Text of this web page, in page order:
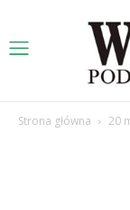
Strona główna 20